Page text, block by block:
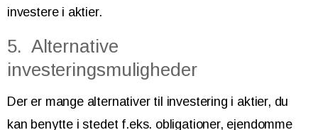
investere i aktier.
5. Alternative
investeringsmuligheder
Der er mange alternativer til investering i aktier, du
kan benytte i stedet f.eks. obligationer, ejendomme